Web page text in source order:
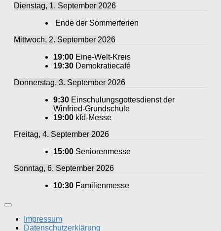
Dienstag, 1. September 2026
Ende der Sommerferien
Mittwoch, 2. September 2026
19:00 Eine-Welt-Kreis
19:30 Demokratiecafé
Donnerstag, 3. September 2026
9:30 Einschulungsgottesdienst der
Winfried-Grundschule
19:00 kfd-Messe
Freitag, 4. September 2026
15:00 Seniorenmesse
Sonntag, 6. September 2026
10:30 Familienmesse
Impressum
Datenschutzerklärung